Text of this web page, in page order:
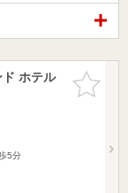
お気に入
りに追加
ホテル
5分